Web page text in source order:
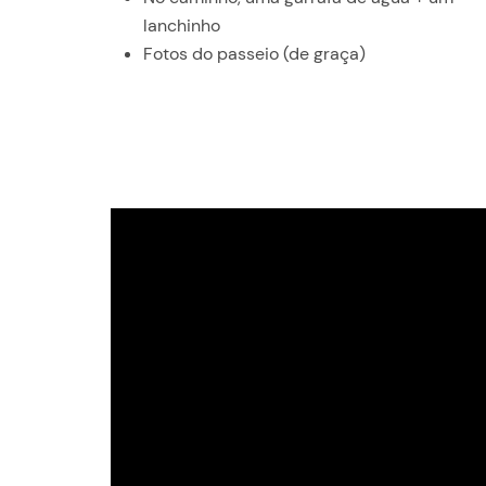
lanchinho
Fotos do passeio (de graça)